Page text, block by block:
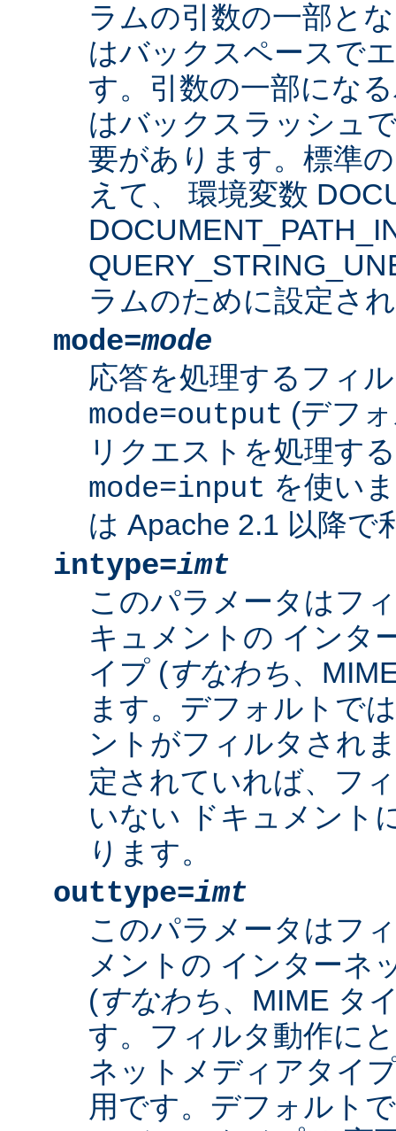
ラムの引数の一部と
はバックスペースで
す。引数の一部にな
はバックスラッシュ
要があります。標準
えて、 環境変数
ラムのために設定さ
mode=mode
応答を処理するフィ
mode=output (デフ
リクエストを処理す
mode=input を使い
は Apache 2.1 以降で
intype=imt
このパラメータはフ
キュメントの インタ
イプ (すなわち、
ます。デフォルトで
ントがフィルタされ
定されていれば、フ
いない ドキュメント
ります。
outtype=imt
このパラメータはフ
メントの インターネ
(すなわち、MIME タ
す。フィルタ動作に
ネットメディアタイ
用です。デフォルト